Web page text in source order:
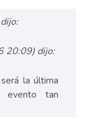
20:09) dijo:
la última
evento tan